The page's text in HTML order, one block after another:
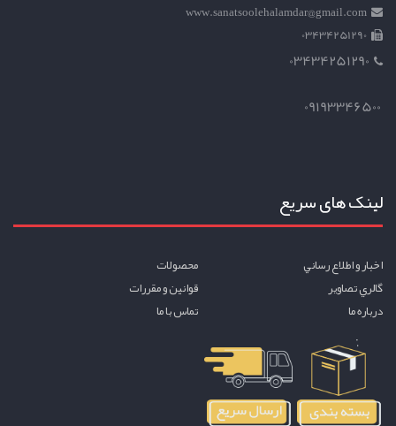
www.sanatsoolehalamdar@gmail.com
03434251290
03434251290
09193346500
لینک های سریع
اخبار و اطلاع رساني
محصولات
گالري تصاوير
قوانين و مقررات
درباره ما
تماس با ما